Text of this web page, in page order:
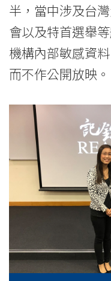
半，當中涉及台
會以及特首選舉
機構內部敏感資
而不作公開放映。